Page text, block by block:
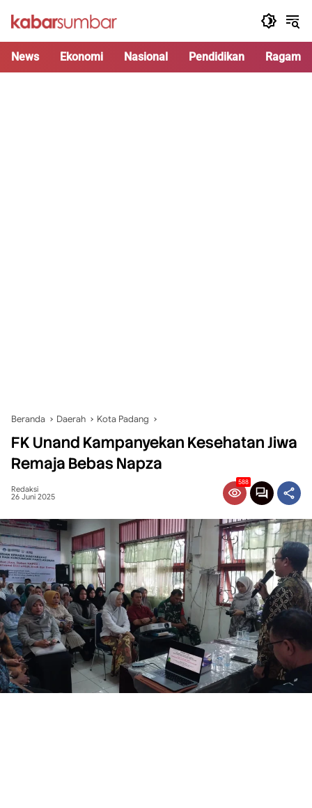
News Ekonomi Nasional Pendidikan Ragam
Beranda Daerah Kota Padang
FK Unand Kampanyekan Kesehatan Jiwa
Remaja Bebas Napza
Redaksi
26 Juni 2025
588